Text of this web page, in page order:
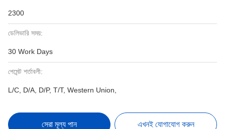
2300
ডেলিভারি সময়:
30 Work Days
পেমেন্ট শর্তাবলী:
L/C, D/A, D/P, T/T, Western Union,
সেরা মূল্য পান এখনই যোগাযোগ করুন